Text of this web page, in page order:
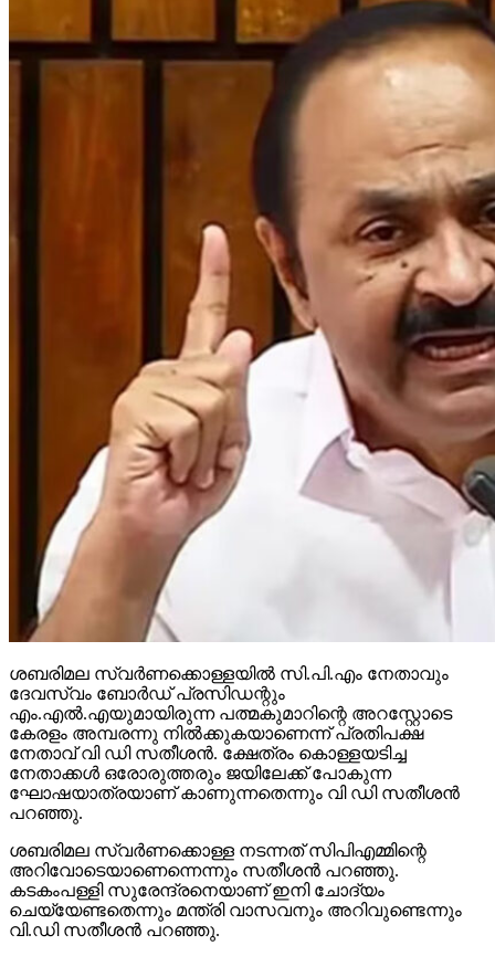
ശബരിമല സ്വര്‍ണക്കൊള്ളയില്‍ സി.പി.എം നേതാവും
ദേവസ്വം ബോര്‍ഡ് പ്രസിഡന്റും
എം.എല്‍.എയുമായിരുന്ന പത്മകുമാറിന്റെ അറസ്റ്റോടെ
കേരളം അമ്പരന്നു നില്‍ക്കുകയാണെന്ന് പ്രതിപക്ഷ
നേതാവ് വി ഡി സതീശന്‍. ക്ഷേത്രം കൊള്ളയടിച്ച
നേതാക്കള്‍ ഒരോരുത്തരും ജയിലേക്ക് പോകുന്ന
ഘോഷയാത്രയാണ് കാണുന്നതെന്നും വി ഡി സതീശന്‍
പറഞ്ഞു.
ശബരിമല സ്വര്‍ണക്കൊള്ള നടന്നത് സിപിഎമ്മിന്റെ
അറിവോടെയാണെന്നെന്നും സതീശന്‍ പറഞ്ഞു.
കടകംപള്ളി സുരേന്ദ്രനെയാണ് ഇനി ചോദ്യം
ചെയ്യേണ്ടതെന്നും മന്ത്രി വാസവനും അറിവുണ്ടെന്നും
വി.ഡി സതീശന്‍ പറഞ്ഞു.